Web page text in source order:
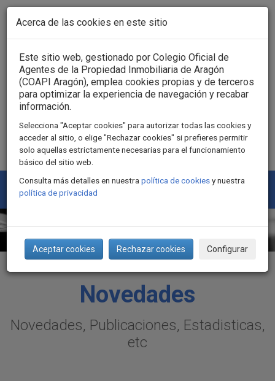
Pasar al contenido principal
Acceso usuarios
Novedades
Novedades, Publicaciones, Estadisticas,
etc
Acerca de las cookies en este sitio
Este sitio web, gestionado por Colegio Oficial de
Agentes de la Propiedad Inmobiliaria de Aragón
(COAPI Aragón), emplea cookies propias y de terceros
para optimizar la experiencia de navegación y recabar
información.
Selecciona "Aceptar cookies" para autorizar todas las cookies y
acceder al sitio, o elige "Rechazar cookies" si prefieres permitir
solo aquellas estrictamente necesarias para el funcionamiento
básico del sitio web.
Consulta más detalles en nuestra política de cookiesy nuestra
política de privacidad
Aceptar cookies Rechazar cookies Configurar